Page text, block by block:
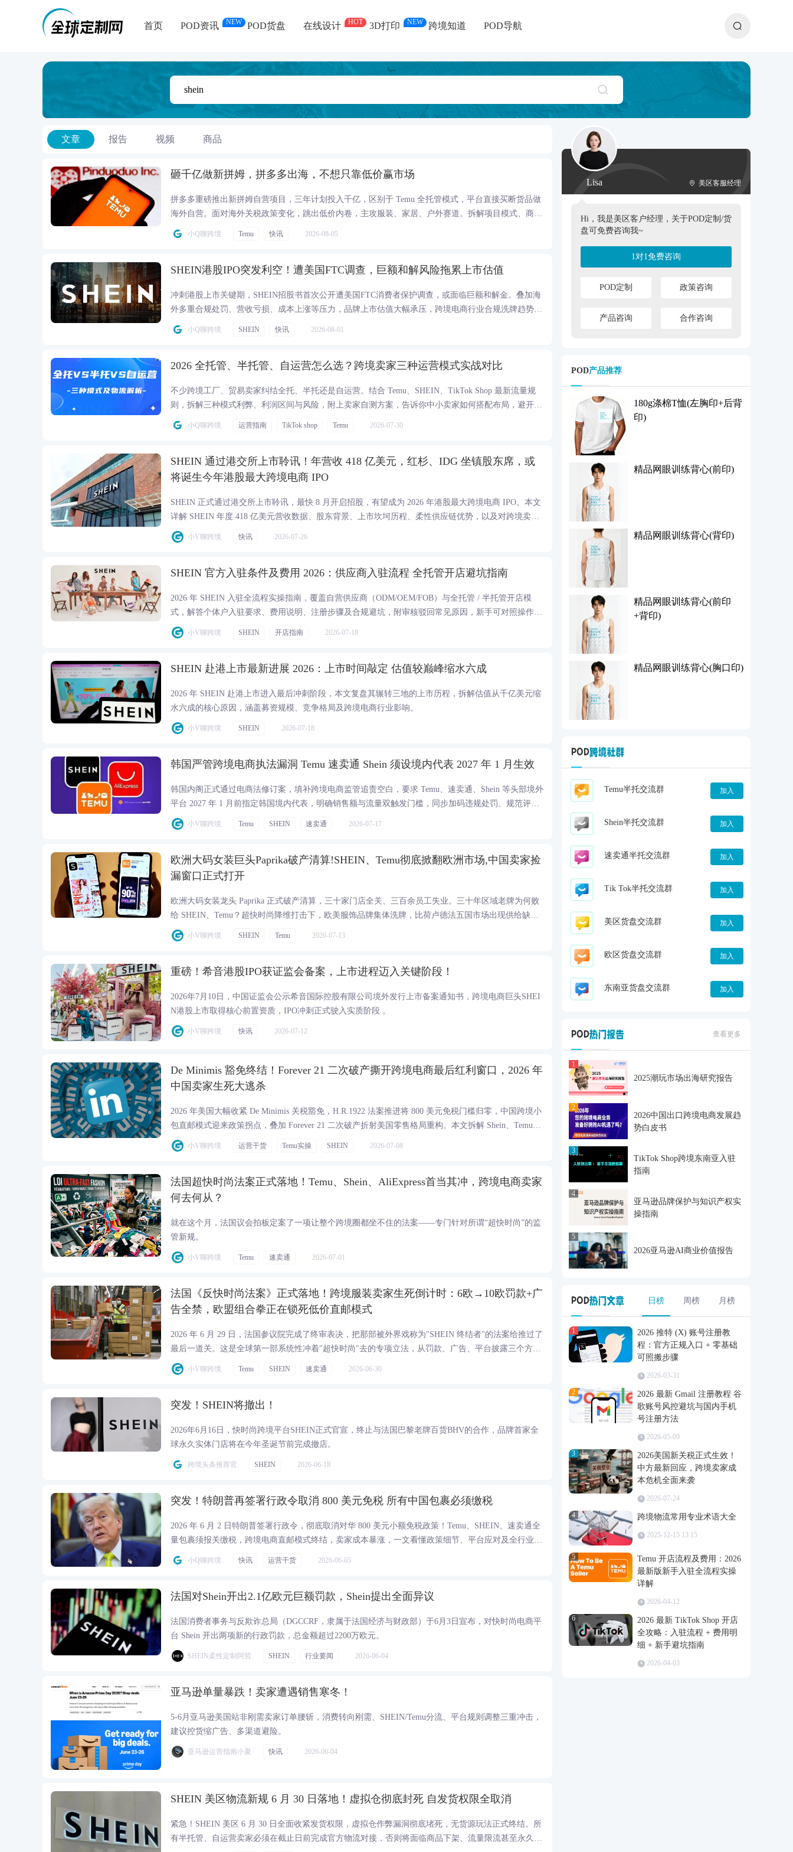
首页 POD资讯 NEW POD货盘 在线设计 HOT 3D打印 NEW 跨境知道 POD导航
文章 报告 视频 商品
砸千亿做新拼姆，拼多多出海，不想只靠低价赢市场
拼多多重磅推出新拼姆自营项目，三年计划投入千亿，区别于 Temu 全托管模式，平台直接买断货品做
海外自营。面对海外关税政策变化，跳出低价内卷，主攻服装、家居、户外赛道。拆解项目模式、商家
准入门槛，分析它对比 SHEIN 的差异，以及摆在新拼姆面前的现实机遇与风险。
小Q聊跨境 Temu 快讯 2026-08-05
SHEIN港股IPO突发利空！遭美国FTC调查，巨额和解风险拖累上市估值
冲刺港股上市关键期，SHEIN招股书首次公开遭美国FTC消费者保护调查，或面临巨额和解金。叠加海
外多重合规处罚、营收亏损、成本上涨等压力，品牌上市估值大幅承压，跨境电商行业合规洗牌趋势凸
显。
小Q聊跨境 SHEIN 快讯 2026-08-01
2026 全托管、半托管、自运营怎么选？跨境卖家三种运营模式实战对比
不少跨境工厂、贸易卖家纠结全托、半托还是自运营。结合 Temu、SHEIN、TikTok Shop 最新流量规
则，拆解三种模式利弊、利润区间与风险，附上卖家自测方案，告诉你中小卖家如何搭配布局，避开跟
风踩坑。
小Q聊跨境 运营指南 TikTok shop Temu 2026-07-30
SHEIN 通过港交所上市聆讯！年营收 418 亿美元，红杉、IDG 坐镇股东席，或
将诞生今年港股最大跨境电商 IPO
SHEIN 正式通过港交所上市聆讯，最快 8 月开启招股，有望成为 2026 年港股最大跨境电商 IPO。本文
详解 SHEIN 年度 418 亿美元营收数据、股东背景、上市坎坷历程、柔性供应链优势，以及对跨境卖
家、服装产业带的长期影响。
小V聊跨境 快讯 2026-07-26
SHEIN 官方入驻条件及费用 2026：供应商入驻流程 全托管开店避坑指南
2026 年 SHEIN 入驻全流程实操指南，覆盖自营供应商（ODM/OEM/FOB）与全托管 / 半托管开店模
式，解答个体户入驻要求、费用说明、注册步骤及合规避坑，附审核驳回常见原因，新手可对照操作快
速下店。
小V聊跨境 SHEIN 开店指南 2026-07-18
SHEIN 赴港上市最新进展 2026：上市时间敲定 估值较巅峰缩水六成
2026 年 SHEIN 赴港上市进入最后冲刺阶段，本文复盘其辗转三地的上市历程，拆解估值从千亿美元缩
水六成的核心原因，涵盖募资规模、竞争格局及跨境电商行业影响。
小V聊跨境 SHEIN 2026-07-18
韩国严管跨境电商执法漏洞 Temu 速卖通 Shein 须设境内代表 2027 年 1 月生效
韩国内阁正式通过电商法修订案，填补跨境电商监管追责空白，要求 Temu、速卖通、Shein 等头部境外
平台 2027 年 1 月前指定韩国境内代表，明确销售额与流量双触发门槛，同步加码违规处罚、规范评价
机制与 C2C 交易监管。
小V聊跨境 Temu SHEIN 速卖通 2026-07-17
欧洲大码女装巨头Paprika破产清算!SHEIN、Temu彻底掀翻欧洲市场,中国卖家捡
漏窗口正式打开
欧洲大码女装龙头 Paprika 正式破产清算，三十家门店全关、三百余员工失业。三十年区域老牌为何败
给 SHEIN、Temu？超快时尚降维打击下，欧美服饰品牌集体洗牌，比荷卢德法五国市场出现供给缺
口，中国跨境卖家迎来大码时尚赛道窗口期。
小V聊跨境 SHEIN Temu 2026-07-13
重磅！希音港股IPO获证监会备案，上市进程迈入关键阶段！
2026年7月10日，中国证监会公示希音国际控股有限公司境外发行上市备案通知书，跨境电商巨头SHEI
N港股上市取得核心前置资质，IPO冲刺正式驶入实质阶段 。
小V聊跨境 快讯 2026-07-12
De Minimis 豁免终结！Forever 21 二次破产撕开跨境电商最后红利窗口，2026 年
中国卖家生死大逃杀
2026 年美国大幅收紧 De Minimis 关税豁免，H.R.1922 法案推进将 800 美元免税门槛归零，中国跨境小
包直邮模式迎来政策拐点，叠加 Forever 21 二次破产折射美国零售格局重构。本文拆解 Shein、Temu、
TikTok Shop 本土仓与第三国中转转型路径，为跨境卖家、POD 工厂、海外仓服务商提供本土化合规转
型实操生存指南。
小V聊跨境 运营干货 Temu实操 SHEIN 2026-07-08
法国超快时尚法案正式落地！Temu、Shein、AliExpress首当其冲，跨境电商卖家
何去何从？
就在这个月，法国议会拍板定案了一项让整个跨境圈都坐不住的法案——专门针对所谓“超快时尚”的监
管新规。
小V聊跨境 Temu 速卖通 2026-07-01
法国《反快时尚法案》正式落地！跨境服装卖家生死倒计时：6欧→10欧罚款+广
告全禁，欧盟组合拳正在锁死低价直邮模式
2026 年 6 月 29 日，法国参议院完成了终审表决，把那部被外界戏称为"SHEIN 终结者"的法案给推过了
最后一道关。这是全球第一部系统性冲着"超快时尚"去的专项立法，从罚款、广告、平台披露三个方向
同时下手，基本上是要把中国跨境服装卖家在欧洲市场的那套玩法给翻个底朝天。而与此同时，2026
年 7 月 1 日欧盟就要取消 150 欧元跨境小包免税，DHL 这边也暂停了发往欧盟的含商品包裹，再
小V聊跨境 Temu SHEIN 速卖通 2026-06-30
突发！SHEIN将撤出！
2026年6月16日，快时尚跨境平台SHEIN正式官宣，终止与法国巴黎老牌百货BHV的合作，品牌首家全
球永久实体门店将在今年圣诞节前完成撤店。
跨境头条推荐官 SHEIN 2026-06-18
突发！特朗普再签署行政令取消 800 美元免税 所有中国包裹必须缴税
2026 年 6 月 2 日特朗普签署行政令，彻底取消对华 800 美元小额免税政策！Temu、SHEIN、速卖通全
量包裹须报关缴税，跨境电商直邮模式终结，卖家成本暴涨，一文看懂政策细节、平台应对及全行业影
响。
小Q聊跨境 快讯 运营干货 2026-06-05
法国对Shein开出2.1亿欧元巨额罚款，Shein提出全面异议
法国消费者事务与反欺诈总局（DGCCRF，隶属于法国经济与财政部）于6月3日宣布，对快时尚电商平
台 Shein 开出两项新的行政罚款，总金额超过2200万欧元。
SHEIN柔性定制阿哲 SHEIN 行业要闻 2026-06-04
亚马逊单量暴跌！卖家遭遇销售寒冬！
5-6月亚马逊美国站非刚需卖家订单腰斩，消费转向刚需、SHEIN/Temu分流、平台规则调整三重冲击，
建议控货缩广告、多渠道避险。
亚马逊运营指南小夏 快讯 2026-06-04
SHEIN 美区物流新规 6 月 30 日落地！虚拟仓彻底封死 自发货权限全取消
紧急！SHEIN 美区 6 月 30 日全面收紧发货权限，虚拟仓作弊漏洞彻底堵死，无货源玩法正式终结。所
有半托管、自运营卖家必须在截止日前完成官方物流对接，否则将面临商品下架、流量限流甚至永久封
Lisa 美区客服经理
Hi，我是美区客户经理，关于POD定制/货
盘可免费咨询我~
1对1免费咨询
POD定制 政策咨询
产品咨询 合作咨询
POD产品推荐
180g涤棉T恤(左胸印+后背
印)
精品网眼训练背心(前印)
精品网眼训练背心(背印)
精品网眼训练背心(前印
+背印)
精品网眼训练背心(胸口印)
Temu半托交流群 加入
Shein半托交流群 加入
速卖通半托交流群 加入
Tik Tok半托交流群 加入
美区货盘交流群 加入
欧区货盘交流群 加入
东南亚货盘交流群 加入
查看更多
1
2025潮玩市场出海研究报告
2
2026中国出口跨境电商发展趋
势白皮书
3
TikTok Shop跨境东南亚入驻
指南
4
亚马逊品牌保护与知识产权实
操指南
5
2026亚马逊AI商业价值报告
日榜 周榜 月榜
1
2026 推特 (X) 账号注册教
程：官方正规入口 + 零基础
可照搬步骤
2026-03-31
2
2026 最新 Gmail 注册教程 谷
歌账号风控避坑与国内手机
号注册方法
2026-05-09
3
2026美国新关税正式生效！
中方最新回应，跨境卖家成
本危机全面来袭
2026-07-24
4
跨境物流常用专业术语大全
2025-12-15 13:15
5
Temu 开店流程及费用：2026
最新版新手入驻全流程实操
详解
2026-04-12
6
2026 最新 TikTok Shop 开店
全攻略：入驻流程 + 费用明
细 + 新手避坑指南
2026-04-03